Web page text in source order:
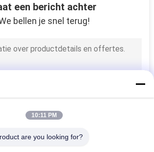
thermistor
een bericht achter
bellen je snel terug!
10:11 PM
are you looking for?